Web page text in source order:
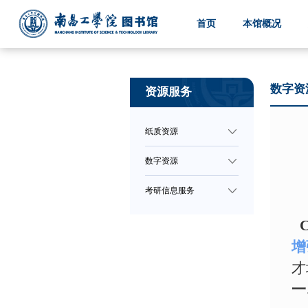
首页 本馆概况
资源服务
纸质资源
数字资源
考研信息服务
数字